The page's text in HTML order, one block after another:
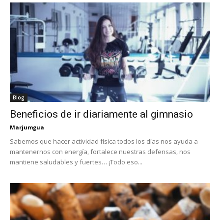
Blog
Beneficios de ir diariamente al gimnasio
Marjumgua
Sabemos que hacer actividad física todos los días nos ayuda a
mantenernos con energía, fortalece nuestras defensas, nos
mantiene saludables y fuertes… ¡Todo eso...